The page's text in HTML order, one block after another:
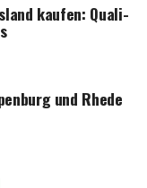
kau­fen: Qua­li­
und Rhe­de